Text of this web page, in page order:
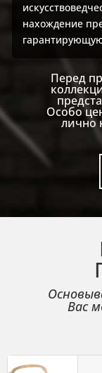
нахождение
Перед
Особо
лично
Вас